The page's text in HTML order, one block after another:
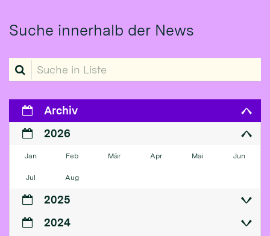
Suche innerhalb der News
Suche in Liste
Archiv
2026
Jan Feb Mär Apr Mai Jun
Jul Aug
2025
2024